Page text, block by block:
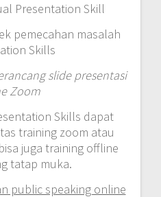
Presentation Skill
pemecahan masalah
Skills
slide presentasi
Zoom
Skills dapat
training zoom atau
juga training offline
tatap muka.
public speaking online